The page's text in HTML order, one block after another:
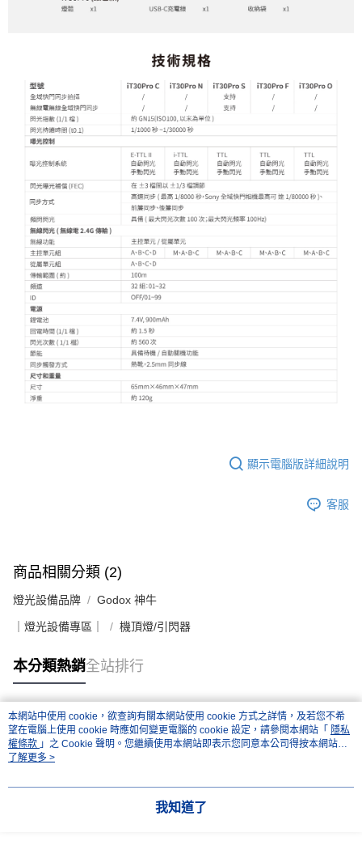
顯示電腦版詳細說明
客服
商品相關分類 (2)
燈光設備品牌 Godox 神牛
｜燈光設備專區｜ 機頂燈/引閃器
本分類熱銷全站排行
熱門標籤
本網站中使用 cookie，欲查詢有關本網站使用 cookie 方式之詳情，及若您不希
望在電腦上使用 cookie 時應如何變更電腦的 cookie 設定，請參閱本網站「 隱私
權條款 」之 Cookie 聲明。您繼續使用本網站即表示您同意本公司得按本網站使
用條款之 Cookie 聲明使用 cookie。
了解更多 >
我知道了